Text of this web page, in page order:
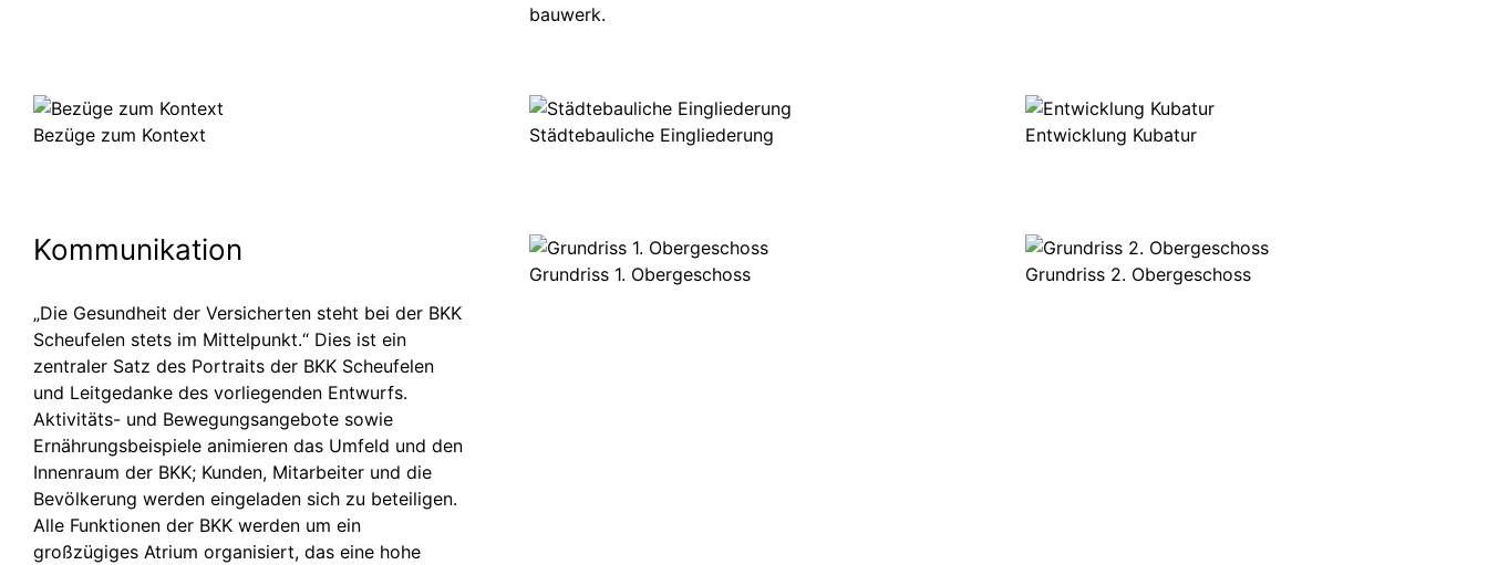
bauwerk.
Bezüge zum Kontext Städtebauliche Eingliederung Entwicklung Kubatur
Kommuni­kation
„Die Gesundheit der Versicherten steht bei der BKK
Scheufelen stets im Mittelpunkt.“ Dies ist ein
zentraler Satz des Portraits der BKK Scheufelen
und Leitgedanke des vorlie­genden Entwurfs.
Aktivitäts- und Bewegungs­an­gebote sowie
Ernährungs­bei­spiele animieren das Umfeld und den
Innenraum der BKK; Kunden, Mitarbeiter und die
Bevölkerung werden eingeladen sich zu beteiligen.
Alle Funktionen der BKK werden um ein
großzügiges Atrium organisiert, das eine hohe
Grundriss 1. Obergeschoss Grundriss 2. Obergeschoss